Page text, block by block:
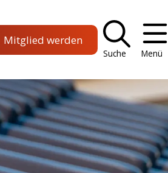
Mitglied werden
Suche Menü